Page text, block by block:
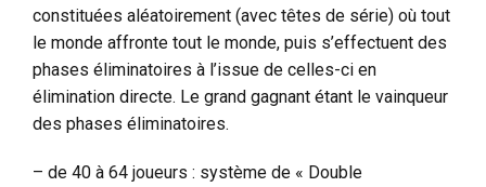
constituées aléatoirement (avec têtes de série) où tout
le monde affronte tout le monde, puis s’effectuent des
phases éliminatoires à l’issue de celles-ci en
élimination directe. Le grand gagnant étant le vainqueur
des phases éliminatoires.
– de 40 à 64 joueurs : système de « Double